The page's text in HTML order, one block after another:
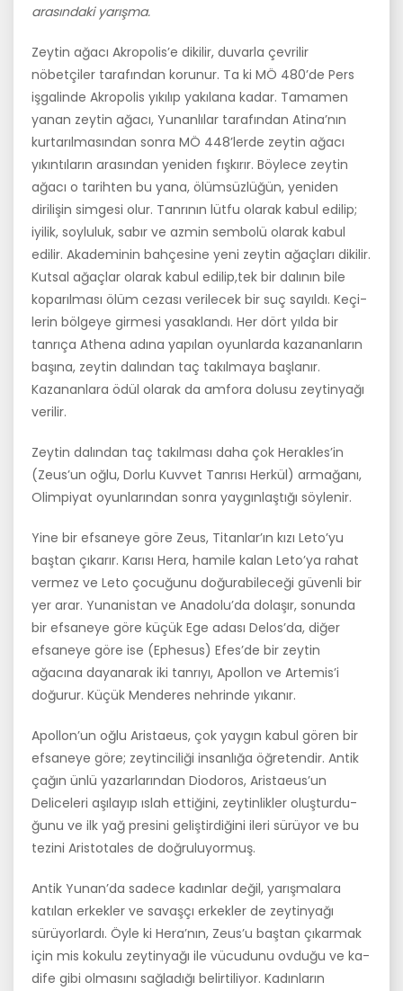
arasındaki yarışma.
Zeytin ağacı Akropolis’e dikilir, duvarla çevrilir
nöbetçiler tarafından korunur. Ta ki MÖ 480’de Pers
işgalinde Akropolis yıkılıp yakılana ka­dar. Tamamen
yanan zeytin ağacı, Yunanlılar tarafından Atina’nın
kur­tarılmasından sonra MÖ 448’lerde zeytin ağacı
yıkıntıların arasından yeniden fışkırır. Böylece zeytin
ağacı o tarihten bu yana, ölümsüzlüğün, yeniden
dirilişin simgesi olur. Tanrının lütfu olarak kabul edilip;
iyilik, soyluluk, sabır ve azmin sembolü olarak kabul
edilir. Akademinin bah­çesine yeni zeytin ağaçları dikilir.
Kutsal ağaçlar olarak kabul edilip,tek bir dalının bile
koparılması ölüm cezası verilecek bir suç sayıldı. Keçi­
lerin bölgeye girmesi yasaklandı. Her dört yılda bir
tanrıça Athena adı­na yapılan oyunlarda kazananların
başına, zeytin dalından taç takılmaya başlanır.
Kazananlara ödül olarak da amfora dolusu zeytinyağı
verilir.
Zeytin dalından taç takılması daha çok Herakles’in
(Zeus’un oğlu, Dorlu Kuvvet Tanrısı Herkül) armağanı,
Olimpiyat oyunlarından sonra yay­gınlaştığı söylenir.
Yine bir efsaneye göre Zeus, Titanlar’ın kızı Leto’yu
baştan çıkarır. Ka­rısı Hera, hamile kalan Leto’ya rahat
vermez ve Leto çocuğunu doğura­bileceği güvenli bir
yer arar. Yunanistan ve Anadolu’da dolaşır, sonun­da
bir efsaneye göre küçük Ege adası Delos’da, diğer
efsaneye göre ise (Ephesus) Efes’de bir zeytin
ağacına dayanarak iki tanrıyı, Apollon ve Artemis’i
doğurur. Küçük Menderes nehrinde yıkanır.
Apollon’un oğlu Aristaeus, çok yaygın kabul gören bir
efsaneye göre; zeytinciliği insanlığa öğretendir. Antik
çağın ünlü yazarlarından Diodo­ros, Aristaeus’un
Deliceleri aşılayıp ıslah ettiğini, zeytinlikler oluşturdu­
ğunu ve ilk yağ presini geliştirdiğini ileri sürüyor ve bu
tezini Aristotales de doğruluyormuş.
Antik Yunan’da sadece kadınlar değil, yarışmalara
katılan erkekler ve savaşçı erkekler de zeytinyağı
sürüyorlardı. Öyle ki Hera’nın, Zeus’u baştan çıkarmak
için mis kokulu zeytinyağı ile vücudunu ovduğu ve ka­
dife gibi olmasını sağladığı belirtiliyor. Kadınların